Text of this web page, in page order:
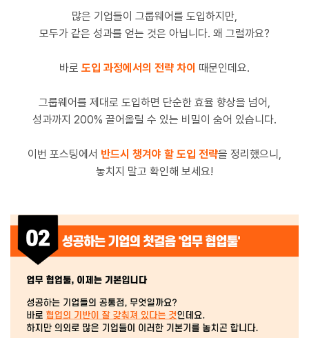
많은 기업들이 그룹웨어를 도입하지만,
모두가 같은 성과를 얻는 것은 아닙니다. 왜 그럴까요?
바로 도입 과정에서의 전략 차이 때문인데요.
그룹웨어를 제대로 도입하면 단순한 효율 향상을 넘어,
성과까지 200% 끌어올릴 수 있는 비밀이 숨어 있습니다.
이번 포스팅에서 반드시 챙겨야 할 도입 전략을 정리했으니,
놓치지 말고 확인해 보세요!